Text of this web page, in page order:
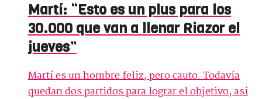
Martí: “Esto es un plus para los
30.000 que van a llenar Riazor el
jueves”
Martí es un hombre feliz, pero cauto. Todavía
quedan dos partidos para lograr el objetivo, así